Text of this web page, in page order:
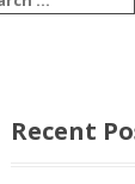
Recent